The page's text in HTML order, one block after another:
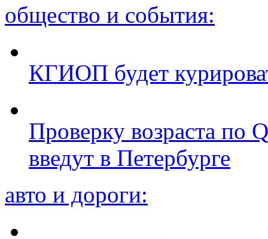
общество и события:
КГИОП будет
Проверку возраста по
введут в Петербурге
авто и дороги: